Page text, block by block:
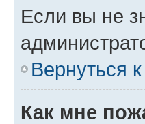
Если вы не
Вернуться
Как мне